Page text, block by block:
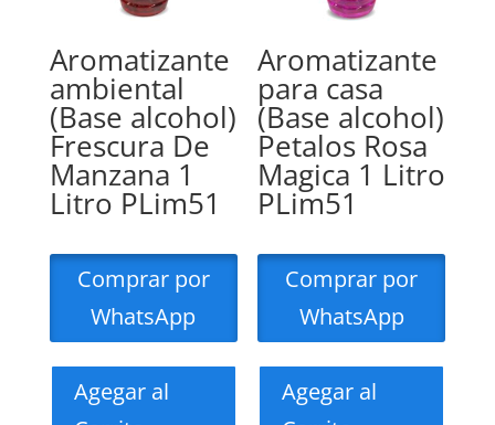
Aromatizante
ambiental
(Base alcohol)
Frescura De
Manzana 1
Litro PLim51
Comprar por
WhatsApp
Agegar al
Aromatizante
para casa
(Base alcohol)
Petalos Rosa
Magica 1 Litro
PLim51
Comprar por
WhatsApp
Agegar al